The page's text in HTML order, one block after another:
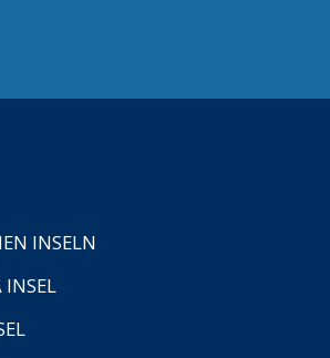
INSELN
INSEL